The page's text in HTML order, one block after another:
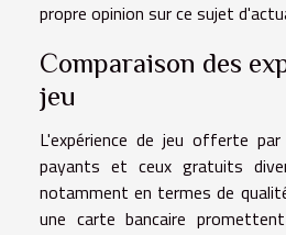
propre opinion sur ce sujet
Comparaison des
jeu
L'expérience de jeu offerte
payants et ceux gratuits
notamment en termes de
une carte bancaire